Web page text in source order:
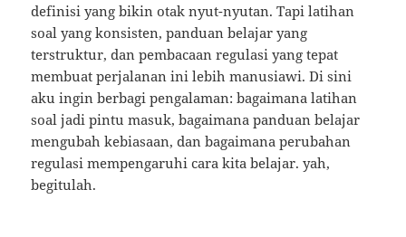
definisi yang bikin otak nyut-nyutan. Tapi latihan
soal yang konsisten, panduan belajar yang
terstruktur, dan pembacaan regulasi yang tepat
membuat perjalanan ini lebih manusiawi. Di sini
aku ingin berbagi pengalaman: bagaimana latihan
soal jadi pintu masuk, bagaimana panduan belajar
mengubah kebiasaan, dan bagaimana perubahan
regulasi mempengaruhi cara kita belajar. yah,
begitulah.